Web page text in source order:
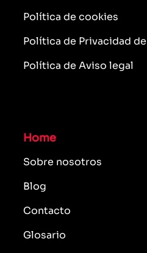
Política de cookies
Política de Privacidad de
Política de Aviso legal
Home
Sobre nosotros
Blog
Contacto
Glosario